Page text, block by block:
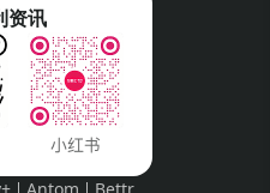
账户在网站获得一个专属的邀
荐人可将此链接分享给各自的
”参与本次推广活动（以下简
万里汇官网并完成新用户注
资讯
Antom Bettr